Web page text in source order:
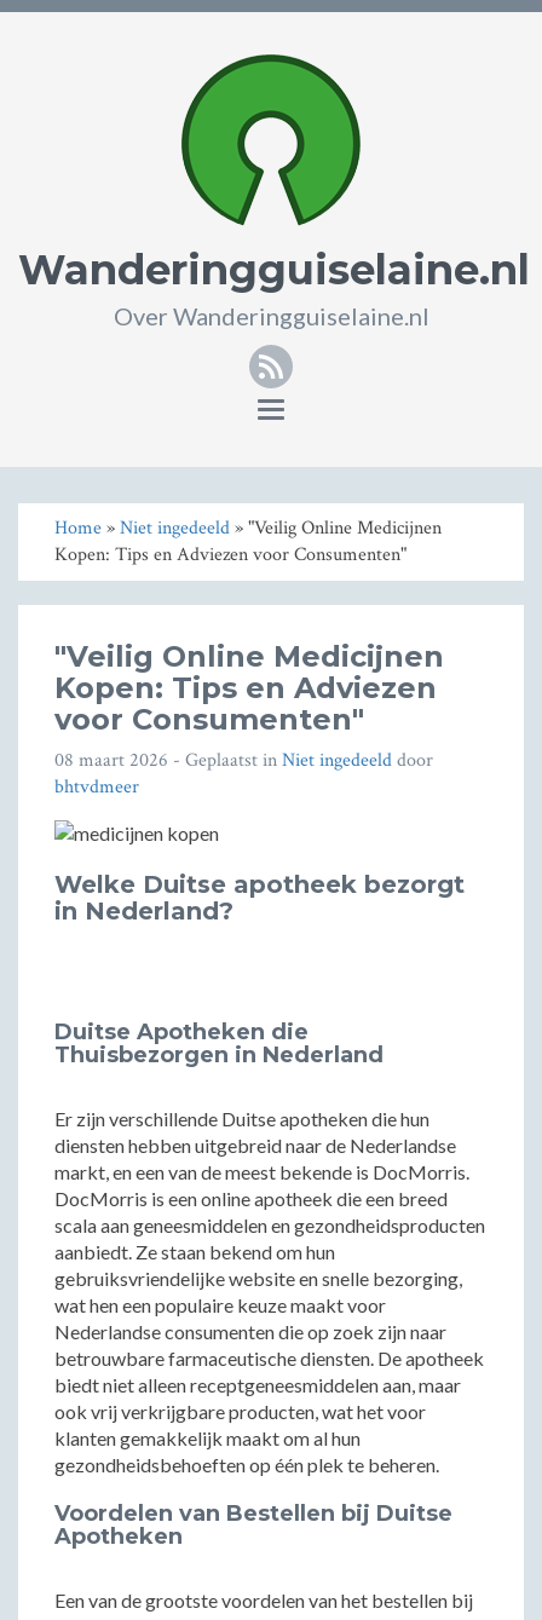
Wanderingguiselaine.nl
Over Wanderingguiselaine.nl
RSS
Toggle
Home»Niet ingedeeld» "Veilig Online Medicijnen
Kopen: Tips en Adviezen voor Consumenten"
"Veilig Online Medicijnen
Kopen: Tips en Adviezen
voor Consumenten"
08 maart 2026 - Geplaatst inNiet ingedeelddoor
bhtvdmeer
Welke Duitse apotheek bezorgt
in Nederland?
Duitse Apotheken die
Thuisbezorgen in Nederland
Er zijn verschillende Duitse apotheken die hun
diensten hebben uitgebreid naar de Nederlandse
markt, en een van de meest bekende is DocMorris.
DocMorris is een online apotheek die een breed
scala aan geneesmiddelen en gezondheidsproducten
aanbiedt. Ze staan bekend om hun
gebruiksvriendelijke website en snelle bezorging,
wat hen een populaire keuze maakt voor
Nederlandse consumenten die op zoek zijn naar
betrouwbare farmaceutische diensten. De apotheek
biedt niet alleen receptgeneesmiddelen aan, maar
ook vrij verkrijgbare producten, wat het voor
klanten gemakkelijk maakt om al hun
gezondheidsbehoeften op één plek te beheren.
Voordelen van Bestellen bij Duitse
Apotheken
Een van de grootste voordelen van het bestellen bij